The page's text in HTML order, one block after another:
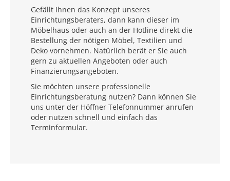
Gefällt Ihnen das Konzept unseres
Einrichtungsberaters, dann kann dieser im
Möbelhaus oder auch an der Hotline direkt die
Bestellung der nötigen Möbel, Textilien und
Deko vornehmen. Natürlich berät er Sie auch
gern zu aktuellen Angeboten oder auch
Finanzierungsangeboten.
Sie möchten unsere professionelle
Einrichtungsberatung nutzen? Dann können Sie
uns unter der Höffner Telefonnummer anrufen
oder nutzen schnell und einfach das
Terminformular.